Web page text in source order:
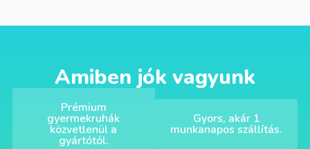
Amiben jók vagyunk
Prémium
gyermekruhák
közvetlenül a
gyártótól.
Gyors, akár 1
munkanapos szállítás.